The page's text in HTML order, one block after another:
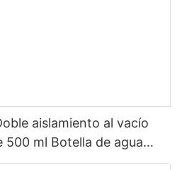
aislamiento al vacío
500 ml Botella de agua
con pantalla LED